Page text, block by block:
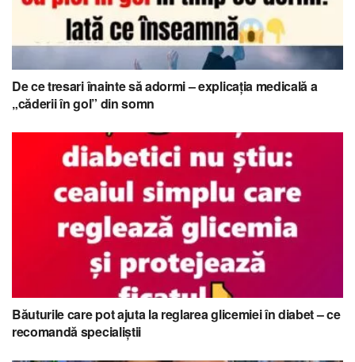
De ce tresari înainte să adormi – explicația medicală a
„căderii în gol” din somn
Băuturile care pot ajuta la reglarea glicemiei în diabet – ce
recomandă specialiștii